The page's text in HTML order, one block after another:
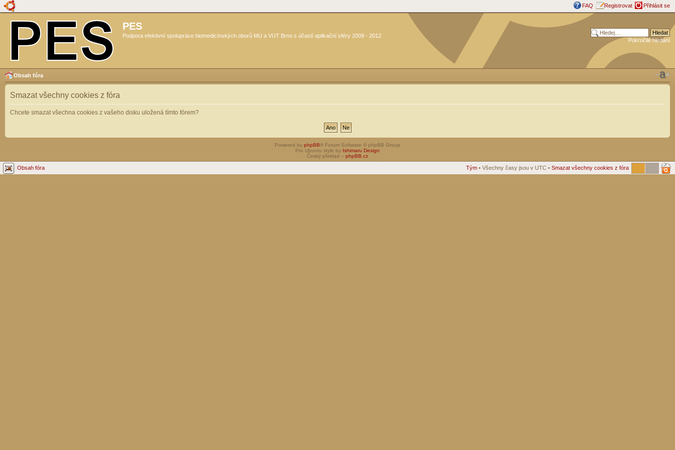
FAQ Registrovat Přihlásit se
PES
Podpora efektivní spolupráce biomedicínských oborů MU a VUT Brno s účastí aplikační sféry 2009 - 2012
Pokročilé hledání
Obsah fóra
Smazat všechny cookies z fóra
Chcete smazat všechna cookies z vašeho disku uložená tímto fórem?
Powered by phpBB® Forum Software © phpBB Group
Pro Ubuntu style by Ishimaru Design
Český překlad – phpBB.cz
Obsah fóra Tým • Všechny časy jsou v UTC • Smazat všechny cookies z fóra